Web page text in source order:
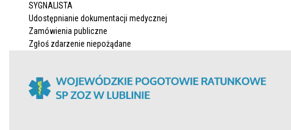
SYGNALISTA
Udostępnianie dokumentacji medycznej
Zamówienia publiczne
Zgłoś zdarzenie niepożądane